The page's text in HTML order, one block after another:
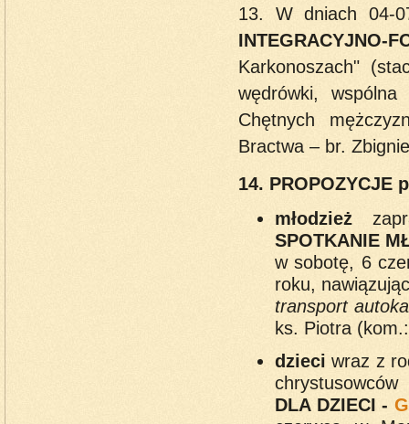
13. W dniach 04-
INTEGRACYJNO-
Karkonoszach"
wędrówki,
Chętnych
Bractwa – br.
14. PROPOZYCJE
młodzież
SPOTKANIE
w sobotę, 6
roku,
transport
ks. Piotra
dzieci wraz z
DLA DZIECI -